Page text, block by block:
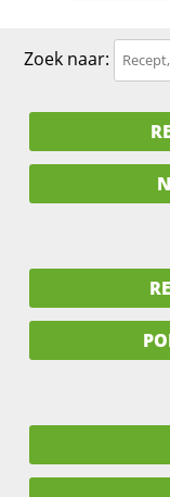
Zoek naar: